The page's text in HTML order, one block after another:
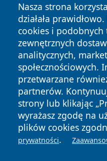
Nasza strona
działała
cookies i
zewnętrznych
analitycznych,
społecznościowych.
przetwarzane
partnerów.
strony lub klikając
wyrażasz zgodę na
plików cookies
prywatności.
Copyright © 2026
zastrzeżone.
News Autorzy